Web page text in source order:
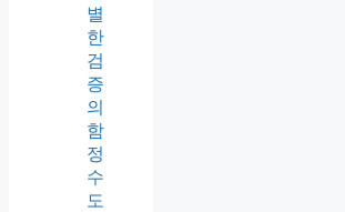
별
한
검
증
의
함
정
수
도